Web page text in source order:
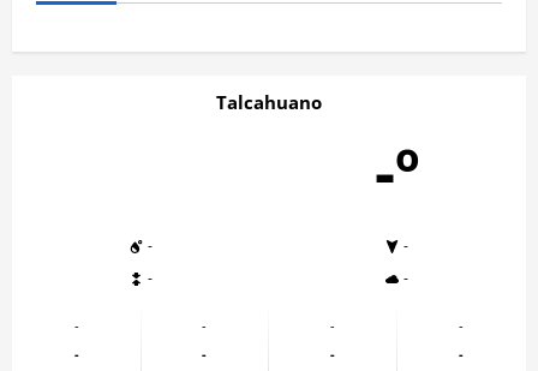
Talcahuano
-º
-
-
-
-
-
-
-
-
-
-
-
-